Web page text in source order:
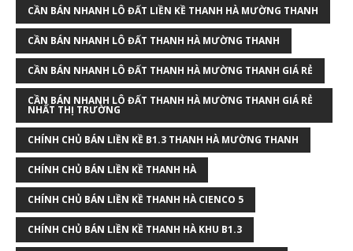
CẦN BÁN NHANH LÔ ĐẤT LIỀN KỀ THANH HÀ MƯỜNG THANH
CẦN BÁN NHANH LÔ ĐẤT THANH HÀ MƯỜNG THANH
CẦN BÁN NHANH LÔ ĐẤT THANH HÀ MƯỜNG THANH GIÁ RẺ
CẦN BÁN NHANH LÔ ĐẤT THANH HÀ MƯỜNG THANH GIÁ RẺ
NHẤT THỊ TRƯỜNG
CHÍNH CHỦ BÁN LIỀN KỀ B1.3 THANH HÀ MƯỜNG THANH
CHÍNH CHỦ BÁN LIỀN KỀ THANH HÀ
CHÍNH CHỦ BÁN LIỀN KỀ THANH HÀ CIENCO 5
CHÍNH CHỦ BÁN LIỀN KỀ THANH HÀ KHU B1.3